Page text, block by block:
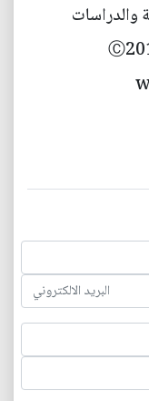
والدراسات